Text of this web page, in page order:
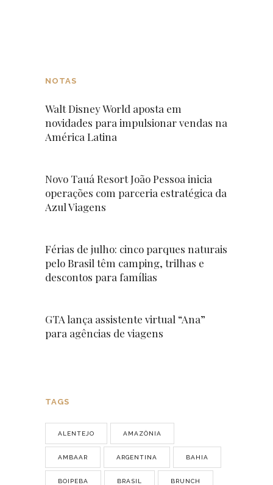
NOTAS
Walt Disney World aposta em
novidades para impulsionar vendas na
América Latina
Novo Tauá Resort João Pessoa inicia
operações com parceria estratégica da
Azul Viagens
Férias de julho: cinco parques naturais
pelo Brasil têm camping, trilhas e
descontos para famílias
GTA lança assistente virtual “Ana”
para agências de viagens
TAGS
ALENTEJO AMAZÔNIA
AMBAAR ARGENTINA BAHIA
BOIPEBA BRASIL BRUNCH